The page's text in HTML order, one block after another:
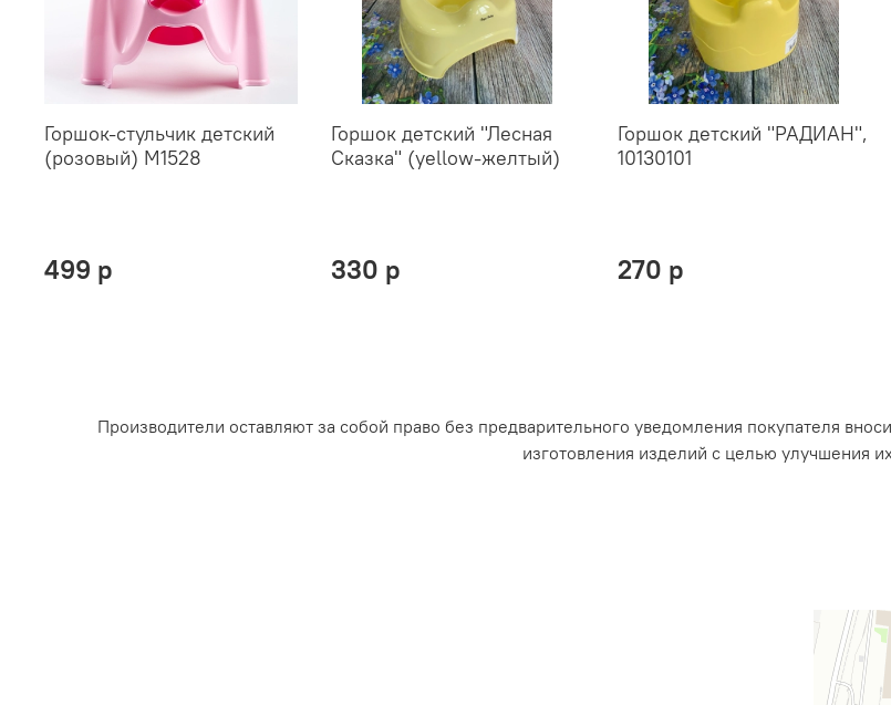
Горшок-стульчик детский
(розовый) М1528
499 р
Горшок детский "Лесная
Сказка" (yellow-желтый)
330 р
Горшок детский "РАДИАН",
10130101
270 р
Производители оставляют за собой право без предварительного уведомления покупателя
изготовления изделий с целью улучшения